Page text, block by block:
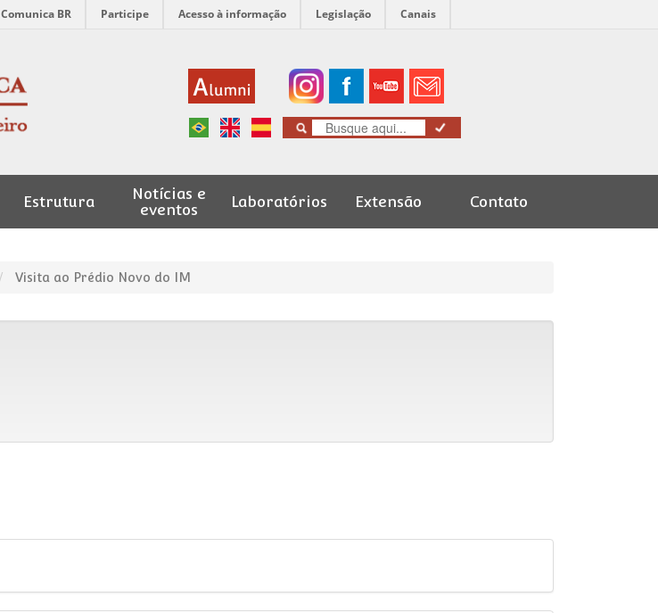
Comunica BR Participe Acesso à informação Legislação Canais
Estrutura
Notícias e
eventos
Laboratórios Extensão Contato
Visita ao Prédio Novo do IM